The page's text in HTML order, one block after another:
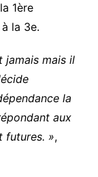
1ère
la 3e.
jamais mais il
la
aux
futures. »,